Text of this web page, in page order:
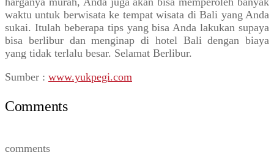
waktu untuk berwisata ke tempat wisata di Bali yang Anda
sukai. Itulah beberapa tips yang bisa Anda lakukan supaya
bisa berlibur dan menginap di hotel Bali dengan biaya
yang tidak terlalu besar. Selamat Berlibur.
Sumber : www.yukpegi.com
Comments
comments